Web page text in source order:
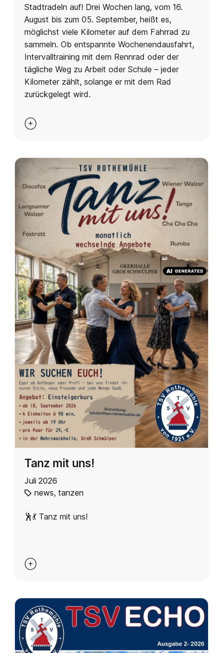
Stadtradeln auf! Drei Wochen lang, vom 16.
August bis zum 05. September, heißt es,
möglichst viele Kilometer auf dem Fahrrad zu
sammeln. Ob entspannte Wochenendausfahrt,
Intervalltraining mit dem Rennrad oder der
tägliche Weg zu Arbeit oder Schule – jeder
Kilometer zählt, solange er mit dem Rad
zurückgelegt wird.

Tanz mit uns!
Juli 2026
news,tanzen
🕺💃 Tanz mit uns!
